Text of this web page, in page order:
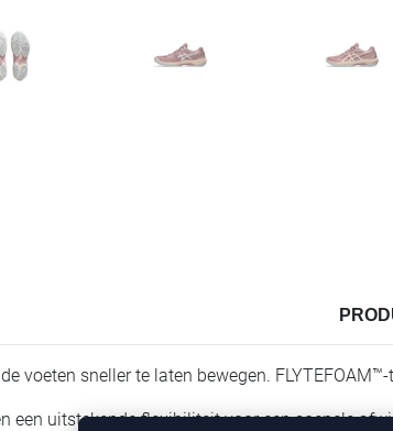
voeten sneller te laten bewegen.
een uitstekende flexibiliteit voor een soepele